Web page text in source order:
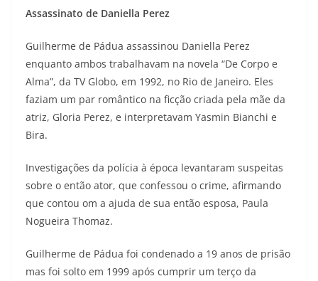
Assassinato de Daniella Perez
Guilherme de Pádua assassinou Daniella Perez
enquanto ambos trabalhavam na novela “De Corpo e
Alma”, da TV Globo, em 1992, no Rio de Janeiro. Eles
faziam um par romântico na ficção criada pela mãe da
atriz, Gloria Perez, e interpretavam Yasmin Bianchi e
Bira.
Investigações da polícia à época levantaram suspeitas
sobre o então ator, que confessou o crime, afirmando
que contou om a ajuda de sua então esposa, Paula
Nogueira Thomaz.
Guilherme de Pádua foi condenado a 19 anos de prisão
mas foi solto em 1999 após cumprir um terço da